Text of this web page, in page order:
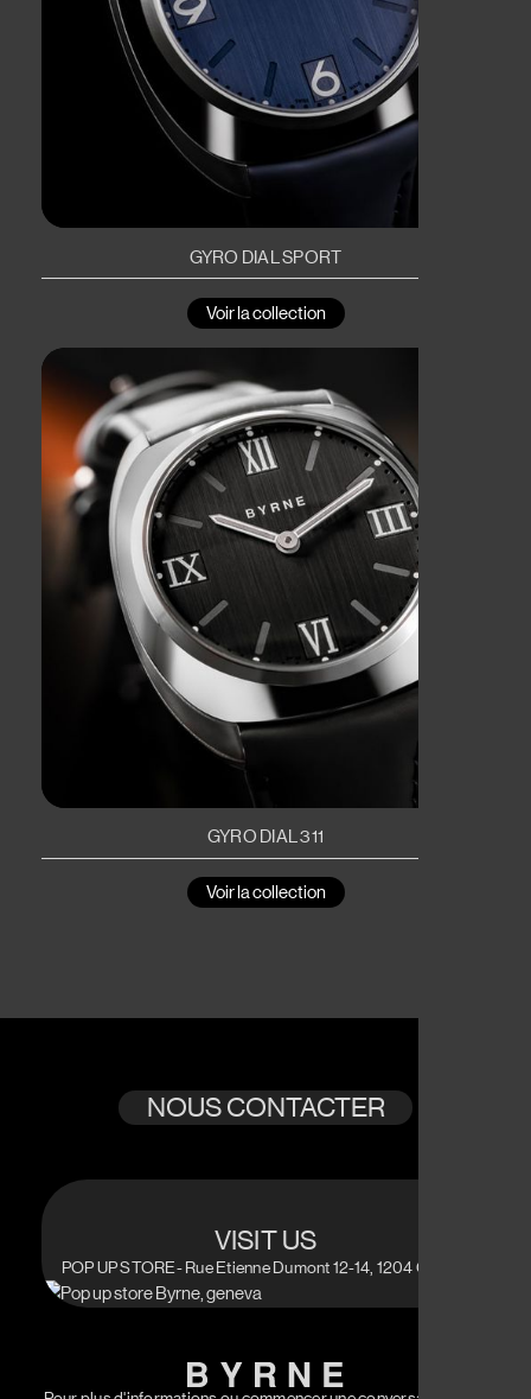
GYRO DIAL SPORT
Voir la collection
GYRO DIAL 311
Voir la collection
NOUS CONTACTER
VISIT US
POP UP STORE- Rue Etienne Dumont 12-14, 1204 Geneva